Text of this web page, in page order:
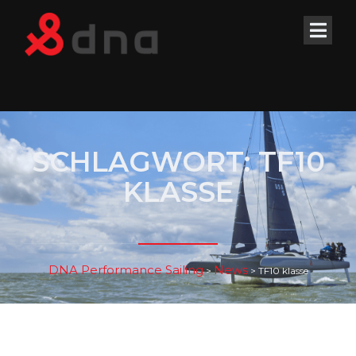
SCHLAGWORT:TF10
KLASSE
DNA Performance Sailing>News> TF10 klasse